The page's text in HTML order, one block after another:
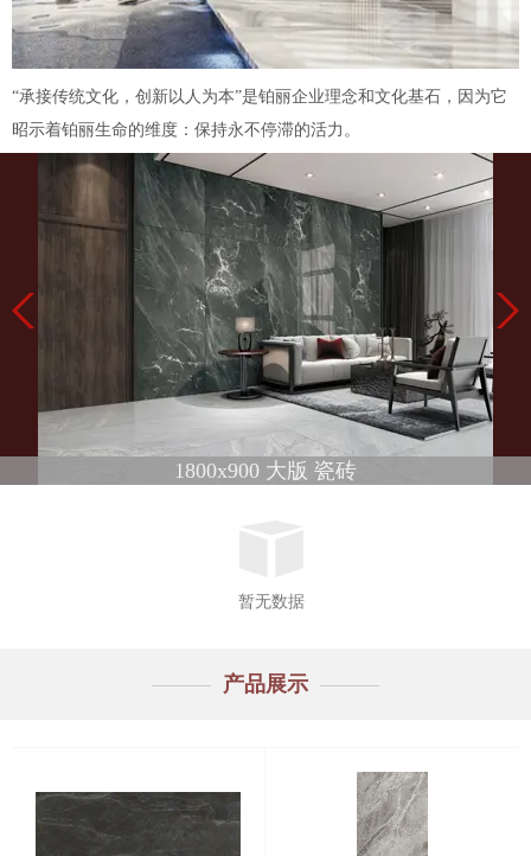
“承接传统文化，创新以人为本”是铂丽企业理念和文化基石，因为它
昭示着铂丽生命的维度：保持永不停滞的活力。
1800x900 大版 瓷砖
暂无数据
产品展示